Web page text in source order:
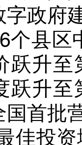
政府
个县区
跃升
跃升
国首批
佳投